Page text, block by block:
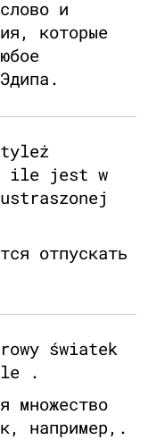
и
которые
ile jest w
отпускать
światek
.
множество
например,.